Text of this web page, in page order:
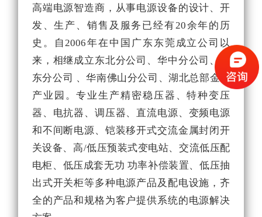
高端电源智造商，从事电源设备的设计、开
发、生产、销售及服务已经有20余年的历
史。自2006年在中国广东东莞成立公司以
来，相继成立东北分公司、华中分公司、华
东分公司 、华南佛山分公司、湖北总部金保
产业园。专业生产精密稳压器、特种变压
器、电抗器、调压器、直流电源、变频电源
和不间断电源、铠装移开式交流金属封闭开
关设备、高/低压预装式变电站、交流低压配
电柜、低压成套无功 功率补偿装置、低压抽
出式开关柜等多种电源产品及配电设施，齐
全的产品和规格为客户提供系统的电源解决
源
色